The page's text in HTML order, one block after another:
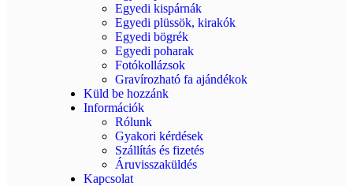
Egyedi kispárnák
Egyedi plüssök, kirakók
Egyedi bögrék
Egyedi poharak
Fotókollázsok
Gravírozható fa ajándékok
Küld be hozzánk
Információk
Rólunk
Gyakori kérdések
Szállítás és fizetés
Áruvisszaküldés
Kapcsolat